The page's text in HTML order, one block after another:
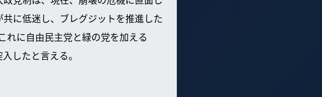
に低迷し、ブレグジットを推進した
れに自由民主党と緑の党を加える
したと言える。